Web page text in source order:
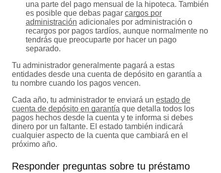
una parte del pago mensual de la hipoteca. También
es posible que debas pagar cargos por
administración adicionales por administración o
recargos por pagos tardíos, aunque normalmente no
tendrás que preocuparte por hacer un pago
separado.
Tu administrador generalmente pagará a estas
entidades desde una cuenta de depósito en garantía a
tu nombre cuando los pagos vencen.
Cada año, tu administrador te enviará un estado de
cuenta de depósito en garantía que detalla todos los
pagos hechos desde la cuenta y te informa si debes
dinero por un faltante. El estado también indicará
cualquier aspecto de la cuenta que cambiará en el
próximo año.
Responder preguntas sobre tu préstamo